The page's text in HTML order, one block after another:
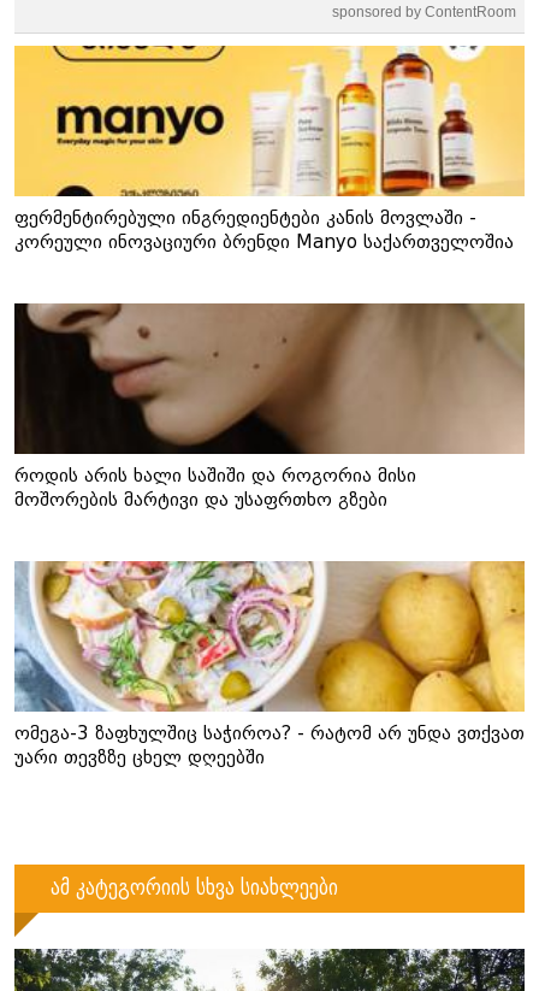
sponsored by ContentRoom
ფერმენტირებული ინგრედიენტები კანის მოვლაში -
კორეული ინოვაციური ბრენდი Manyo საქართველოშია
როდის არის ხალი საშიში და როგორია მისი
მოშორების მარტივი და უსაფრთხო გზები
ომეგა-3 ზაფხულშიც საჭიროა? - რატომ არ უნდა ვთქვათ
უარი თევზზე ცხელ დღეებში
ამ კატეგორიის სხვა სიახლეები